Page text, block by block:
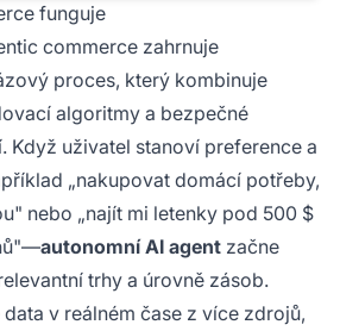
funguje
commerce zahrnuje
proces, který kombinuje
algoritmy a bezpečné
Když uživatel stanoví preference a
„nakupovat domácí potřeby,
nebo „najít mi letenky pod 500 $
autonomní AI agent začne
trhy a úrovně zásob.
v reálném čase z více zdrojů,